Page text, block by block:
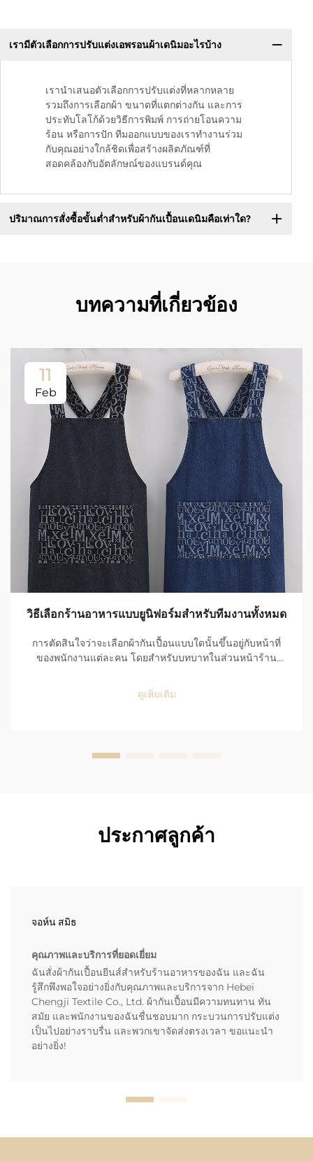
เรามีตัวเลือกการปรับแต่งเอพรอนผ้าเดนิมอะไรบ้าง
เรานำเสนอตัวเลือกการปรับแต่งที่หลากหลาย
รวมถึงการเลือกผ้า ขนาดที่แตกต่างกัน และการ
ประทับโลโก้ด้วยวิธีการพิมพ์ การถ่ายโอนความ
ร้อน หรือการปัก ทีมออกแบบของเราทำงานร่วม
กับคุณอย่างใกล้ชิดเพื่อสร้างผลิตภัณฑ์ที่
สอดคล้องกับอัตลักษณ์ของแบรนด์คุณ
ปริมาณการสั่งซื้อขั้นต่ำสำหรับผ้ากันเปื้อนเดนิมคือเท่าใด?
บทความที่เกี่ยวข้อง
11
Feb
วิธีเลือกร้านอาหารแบบยูนิฟอร์มสำหรับทีมงานทั้งหมด
การตัดสินใจว่าจะเลือกผ้ากันเปื้อนแบบใดนั้นขึ้นอยู่กับหน้าที่
ของพนักงานแต่ละคน โดยสำหรับบทบาทในส่วนหน้าร้าน
บุคลิกภาพที่เรียบร้อย จึงต้องใช้ผ้ากันเปื้อนที่ช่วยรักษาความ
สะอาดให้พวกเขาและมีเส้นตัดที่ตรงและเรียบร้อย ผ้ากันเปื้อนที่
ดูเพิ่มเติม
ประกาศลูกค้า
จอห์น สมิธ
คุณภาพและบริการที่ยอดเยี่ยม
ฉันสั่งผ้ากันเปื้อนยีนส์สำหรับร้านอาหารของฉัน และฉัน
รู้สึกพึงพอใจอย่างยิ่งกับคุณภาพและบริการจาก Hebei
Chengji Textile Co., Ltd. ผ้ากันเปื้อนมีความทนทาน ทัน
สมัย และพนักงานของฉันชื่นชอบมาก กระบวนการปรับแต่ง
เป็นไปอย่างราบรื่น และพวกเขาจัดส่งตรงเวลา ขอแนะนำ
อย่างยิ่ง!